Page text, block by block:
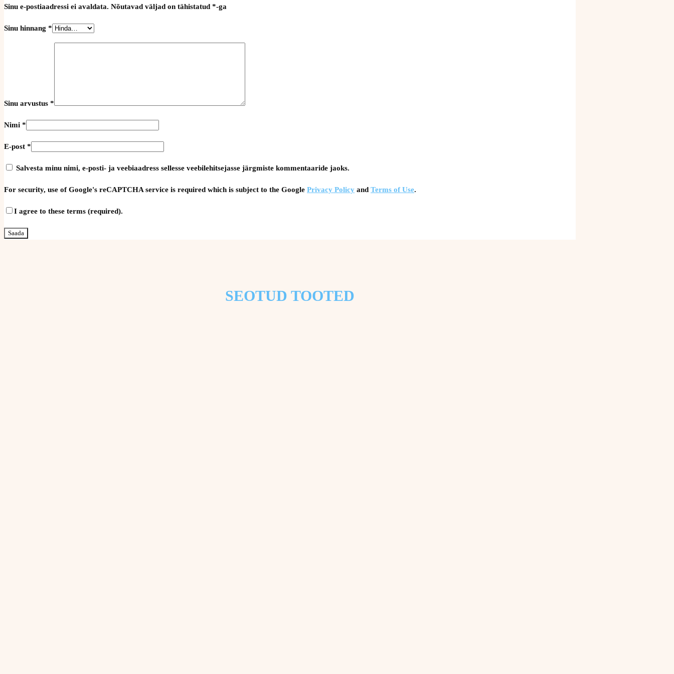
Sinu e-postiaadressi ei avaldata. Nõutavad väljad on tähistatud *-ga
Sinu hinnang *
Sinu arvustus *
Nimi *
E-post *
Salvesta minu nimi, e-posti- ja veebiaadress sellesse veebilehitsejasse järgmiste kommentaaride jaoks.
For security, use of Google's reCAPTCHA service is required which is subject to the Google Privacy Policy and Terms of Use.
I agree to these terms (required).
SEOTUD TOOTED